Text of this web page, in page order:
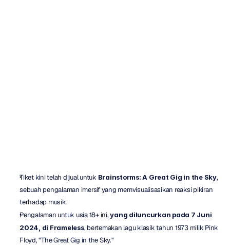
Tiket kini telah dijual untuk Brainstorms: A Great Gig in the Sky,
sebuah pengalaman imersif yang memvisualisasikan reaksi pikiran
terhadap musik.
Pengalaman untuk usia 18+ ini, yang diluncurkan pada 7 Juni
2024, di Frameless, bertemakan lagu klasik tahun 1973 milik Pink
Floyd, "The Great Gig in the Sky."